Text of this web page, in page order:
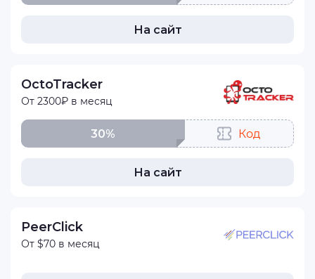
На сайт
OctoTracker
От 2300₽ в месяц
30% Код
На сайт
PeerClick
От $70 в месяц